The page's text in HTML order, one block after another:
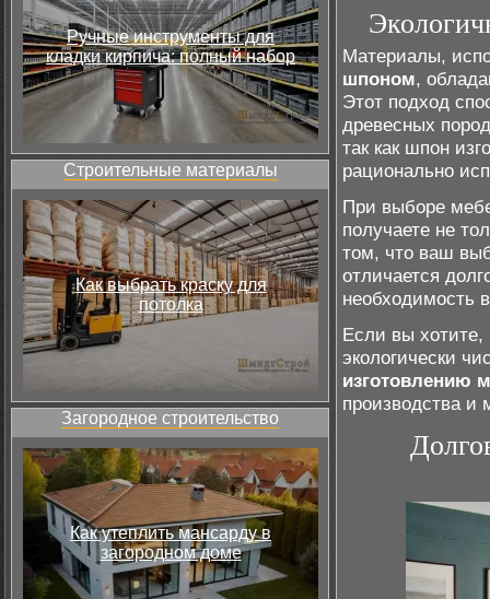
Ручные инструменты для
кладки кирпича: полный набор
Строительные материалы
Как выбрать краску для
потолка
Загородное строительство
Как утеплить мансарду в
загородном доме
Материалы,
шпоном,
Этот подход
древесных
так как шпон
рационально
При выборе
получаете не
том, что ваш
отличается
необходимость
Если вы хотите,
экологически
изготовлению
производства и